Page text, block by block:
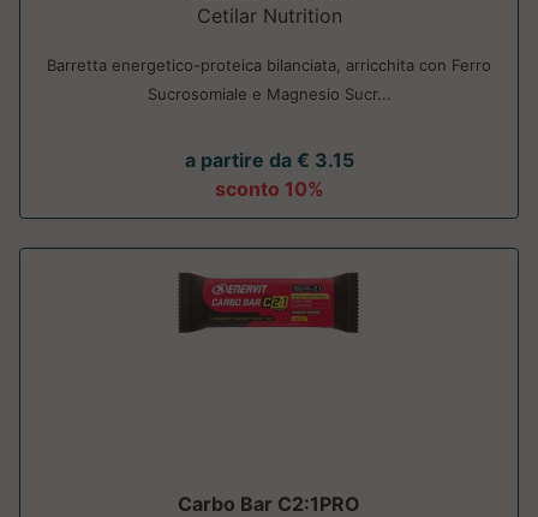
Cetilar Nutrition
Barretta energetico-proteica bilanciata, arricchita con Ferro
Sucrosomiale e Magnesio Sucr...
a partire da € 3.15
sconto 10%
Carbo Bar C2:1PRO